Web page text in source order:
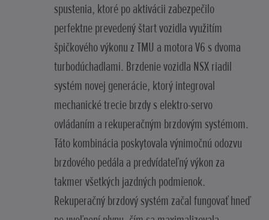
spustenia, ktoré po aktivácii zabezpečilo
perfektne prevedený štart vozidla využitím
špičkového výkonu z TMU a motora V6 s dvoma
turbodúchadlami. Brzdenie vozidla NSX riadil
systém novej generácie, ktorý integroval
mechanické trecie brzdy s elektro-servo
ovládaním a rekuperačným brzdovým systémom.
Táto kombinácia poskytovala výnimočnú odozvu
brzdového pedála a predvídateľný výkon za
takmer všetkých jazdných podmienok.
Rekuperačný brzdový systém začal fungovať hneď